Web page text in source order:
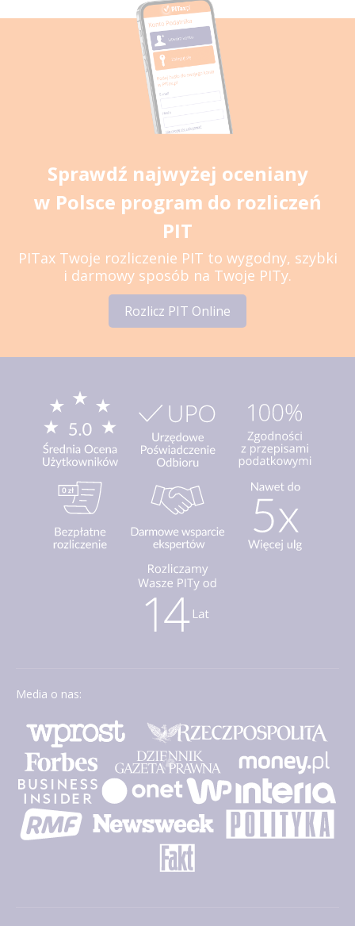
Sprawdź najwyżej oceniany
w Polsce program do rozliczeń
PIT
PITax Twoje rozliczenie PIT to wygodny, szybki
i darmowy sposób na Twoje PITy.
Rozlicz PIT Online
Media o nas: